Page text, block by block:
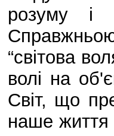
розуму і
“світова
волі на
Світ, що
наше життя